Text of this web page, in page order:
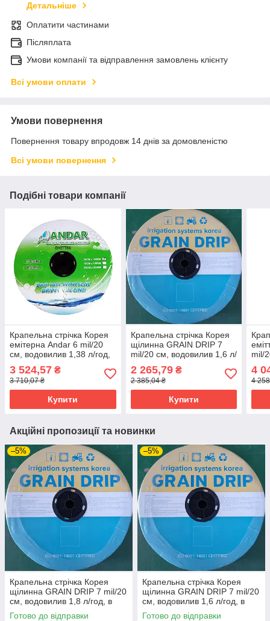
Детальніше
Оплатити частинами
Післяплата
Умови компанії та відправлення замовлень клієнту
Всі умови оплати
Умови повернення
Повернення товару впродовж 14 днів за домовленістю
Всі умови повернення
Подібні товари компанії
Крапельна стрічка Корея
емітерна Andar 6 mil/20
см, водовилив 1,38 л/год,
3 524,57 ₴
3 710,07 ₴
Купити
Крапельна стрічка Корея
щілинна GRAIN DRIP 7
mil/20 см, водовилив 1,6 л/
2 265,79₴
2 385,04 ₴
Купити
mil/
4
4
Акційні пропозиції та новинки
–5%
Крапельна стрічка Корея
щілинна GRAIN DRIP 7 mil/20
см, водовилив 1,8 л/год, в
бухті 500 м
Готово до відправки
–5%
Крапельна стрічка Корея
щілинна GRAIN DRIP 7 mil/20
см, водовилив 1,6 л/год, в
бухті 1000 м
Готово до відправки